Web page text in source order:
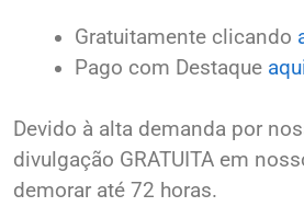
Gratuitamente clicando
Pago com Destaque
Devido à alta demanda por
divulgação GRATUITA em
demorar até 72 horas.